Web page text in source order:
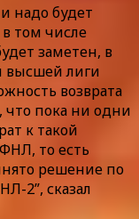
надо будет
том числе
заметен, в
высшей лиги
возврата
что пока ни одни
к такой
то есть
решение по
2”, сказал